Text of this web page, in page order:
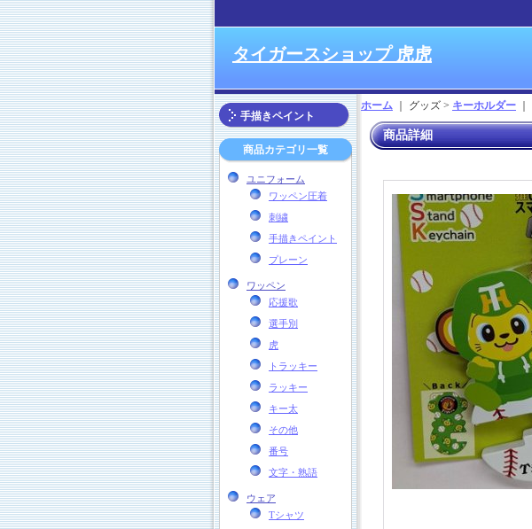
タイガースショップ 虎虎
手描きペイント
商品カテゴリ一覧
ユニフォーム
ワッペン圧着
刺繍
手描きペイント
プレーン
ワッペン
応援歌
選手別
虎
トラッキー
ラッキー
キー太
その他
番号
文字・熟語
ウェア
Tシャツ
ホーム ｜ グッズ > キーホルダー
商品詳細